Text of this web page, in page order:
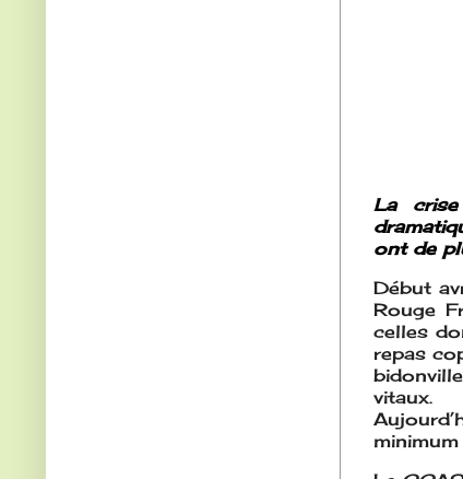
La
ont de
Début
Rouge
celles
repas
vitaux.